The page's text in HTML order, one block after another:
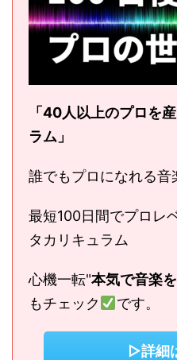
「40人以上のプロを
ラム」
誰でもプロになれる音
最短100日間でプロレ
タカリキュラム
心機一転"本気で音楽
もチェック
です。
▷詳細